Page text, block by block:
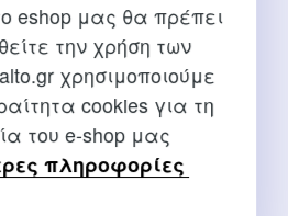
eshop μας θα πρέπει
την χρήση των
χρησιμοποιούμε
cookies για τη
του e-shop μας
πληροφορίες
ΣΤΗΜΕΝΕΣ ΦΑΣΕΙΣ.